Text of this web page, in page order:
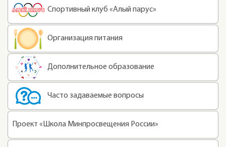
Спортивный клуб «Алый парус»
Организация питания
Дополнительное образование
Часто задаваемые вопросы
Проект «Школа Минпросвещения России»